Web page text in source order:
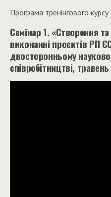
Програма тренінгового курсу
Семінар 1. «Створення
виконанні проєктів РП
двосторонньому
співробітництві,